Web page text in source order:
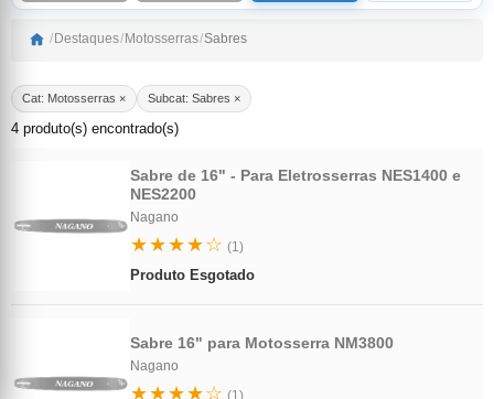
/ Destaques/ Motosserras/Sabres
Cat: Motosserras × Subcat: Sabres ×
4 produto(s) encontrado(s)
Sabre de 16" - Para Eletrosserras NES1400 e
NES2200
Nagano
★★★★☆ (1)
Produto Esgotado
Sabre 16" para Motosserra NM3800
Nagano
★★★★☆ (1)